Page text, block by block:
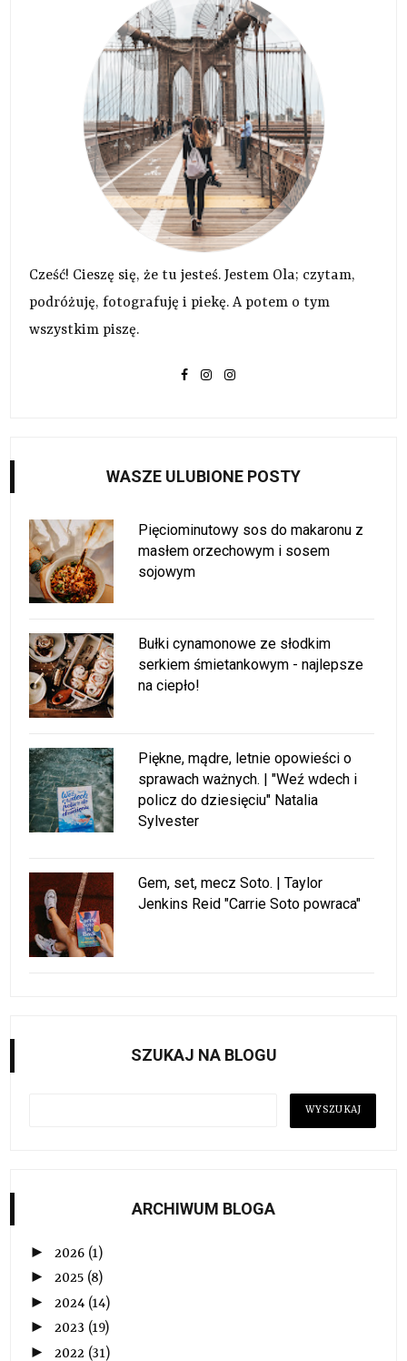
Cześć! Cieszę się, że tu jesteś. Jestem Ola; czytam,
podróżuję, fotografuję i piekę. A potem o tym
wszystkim piszę.
WASZE ULUBIONE POSTY
Pięciominutowy sos do makaronu z
masłem orzechowym i sosem
sojowym
Bułki cynamonowe ze słodkim
serkiem śmietankowym - najlepsze
na ciepło!
Piękne, mądre, letnie opowieści o
sprawach ważnych. | "Weź wdech i
policz do dziesięciu" Natalia
Sylvester
Gem, set, mecz Soto. | Taylor
Jenkins Reid "Carrie Soto powraca"
SZUKAJ NA BLOGU
ARCHIWUM BLOGA
► 2026 (1)
►2025 (8)
► 2024 (14)
►2023 (19)
► 2022 (31)